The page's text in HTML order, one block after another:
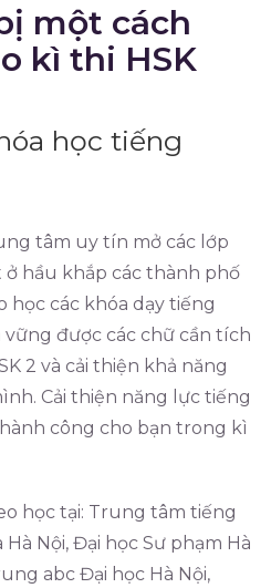
một cách
kì thi HSK
học tiếng
tâm uy tín mở các lớp
hầu khắp các thành phố
học các khóa dạy tiếng
được các chữ cần tích
2 và cải thiện khả năng
Cải thiện năng lực tiếng
công cho bạn trong kì
học tại: Trung tâm tiếng
Nội, Đại học Sư phạm Hà
abc Đại học Hà Nội,